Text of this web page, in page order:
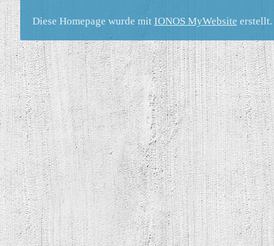
Diese Homepage wurde mit IONOS MyWebsite erstellt.